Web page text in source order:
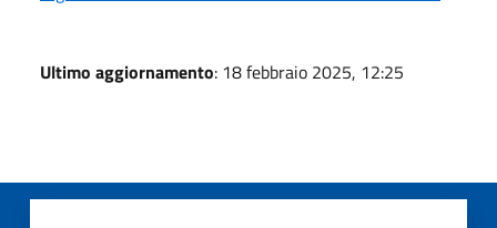
Ultimo aggiornamento: 18 febbraio 2025, 12:25